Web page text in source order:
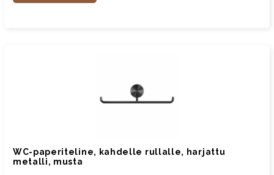
WC-paperiteline, kahdelle rullalle, harjattu
metalli, musta